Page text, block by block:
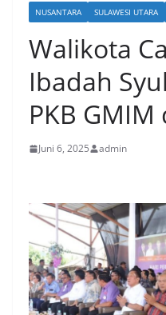
NUSANTARA SULAWESI UTARA
Walikota
Ibadah
PKB
Juni 6, 2025 admin